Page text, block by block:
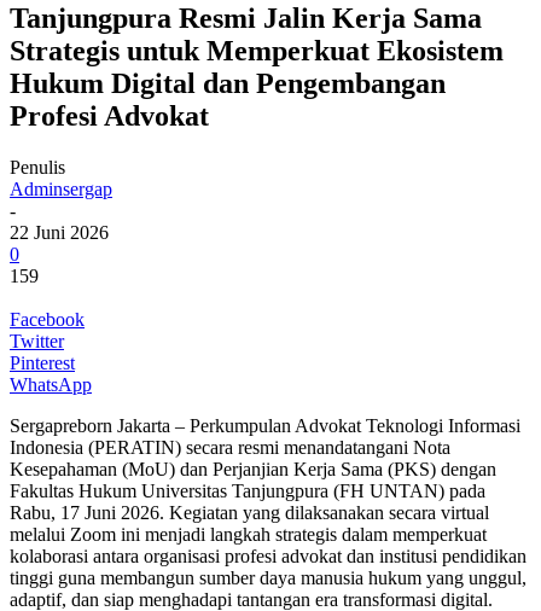
Tanjungpura Resmi Jalin Kerja Sama
Strategis untuk Memperkuat Ekosistem
Hukum Digital dan Pengembangan
Profesi Advokat
Penulis
Adminsergap
-
22 Juni 2026
0
159
Facebook
Twitter
Pinterest
WhatsApp
Sergapreborn Jakarta – Perkumpulan Advokat Teknologi Informasi
Indonesia (PERATIN) secara resmi menandatangani Nota
Kesepahaman (MoU) dan Perjanjian Kerja Sama (PKS) dengan
Fakultas Hukum Universitas Tanjungpura (FH UNTAN) pada
Rabu, 17 Juni 2026. Kegiatan yang dilaksanakan secara virtual
melalui Zoom ini menjadi langkah strategis dalam memperkuat
kolaborasi antara organisasi profesi advokat dan institusi pendidikan
tinggi guna membangun sumber daya manusia hukum yang unggul,
adaptif, dan siap menghadapi tantangan era transformasi digital.